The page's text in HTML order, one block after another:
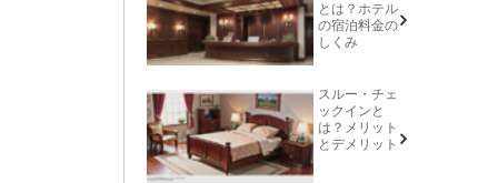
とは？ホテル
の宿泊料金の
しくみ
スルー・チェ
ックインと
は？メリット
とデメリット